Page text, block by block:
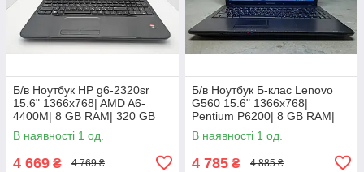
Б/в Ноутбук HP g6-2320sr
15.6" 1366x768| AMD A6-
4400M| 8 GB RAM| 320 GB
HDD| Radeon HD 7520G
В наявності 1 од.
4 669 ₴ 4 769 ₴
Б/в Ноутбук Б-клас Lenovo
G560 15.6" 1366x768|
Pentium P6200| 8 GB RAM|
120 GB SSD| HD
В наявності 1 од.
4 785 ₴ 4 885 ₴